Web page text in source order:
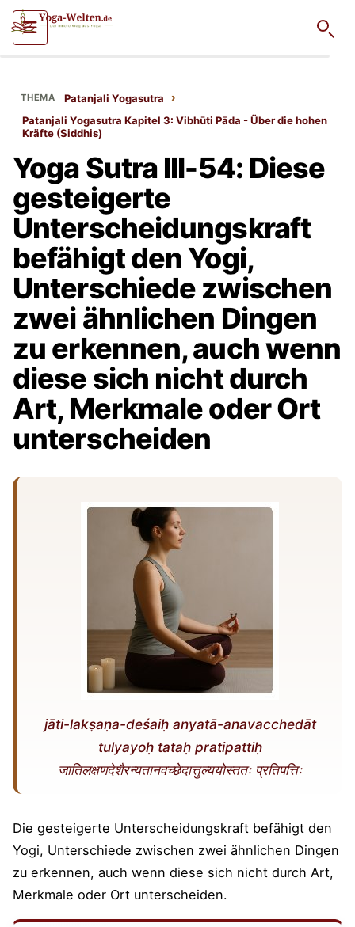
Patanjali Yogasutra
›
Patanjali Yogasutra Kapitel 3: Vibhūti Pāda - Über die hohen
Kräfte (Siddhis)
Yoga Sutra III-54: Diese
gesteigerte
Unterscheidungskraft
befähigt den Yogi,
Unterschiede zwischen
zwei ähnlichen Dingen
zu erkennen, auch wenn
diese sich nicht durch
Art, Merkmale oder Ort
unterscheiden
jāti-lakṣaṇa-deśaiḥ anyatā-anavacchedāt
tulyayoḥ tataḥ pratipattiḥ
जातिलक्षणदेशैरन्यतानवच्छेदात्तुल्ययोस्ततः प्रतिपत्तिः
Die gesteigerte Unterscheidungskraft befähigt den
Yogi, Unterschiede zwischen zwei ähnlichen Dingen
zu erkennen, auch wenn diese sich nicht durch Art,
Merkmale oder Ort unterscheiden.